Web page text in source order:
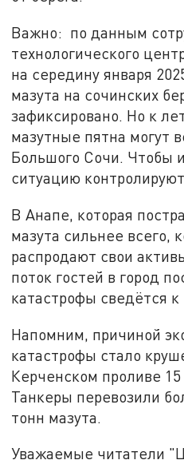
Важно: по данным
технологического
на середину января
мазута на сочинских
зафиксировано. Но к
мазутные пятна могут
Большого Сочи. Чтобы
ситуацию
В Анапе, которая
мазута сильнее всего,
распродают свои
поток гостей в город
катастрофы сведётся
Напомним, причиной
катастрофы стало
Керченском проливе 15
Танкеры перевозили
тонн мазута.
Уважаемые читатели